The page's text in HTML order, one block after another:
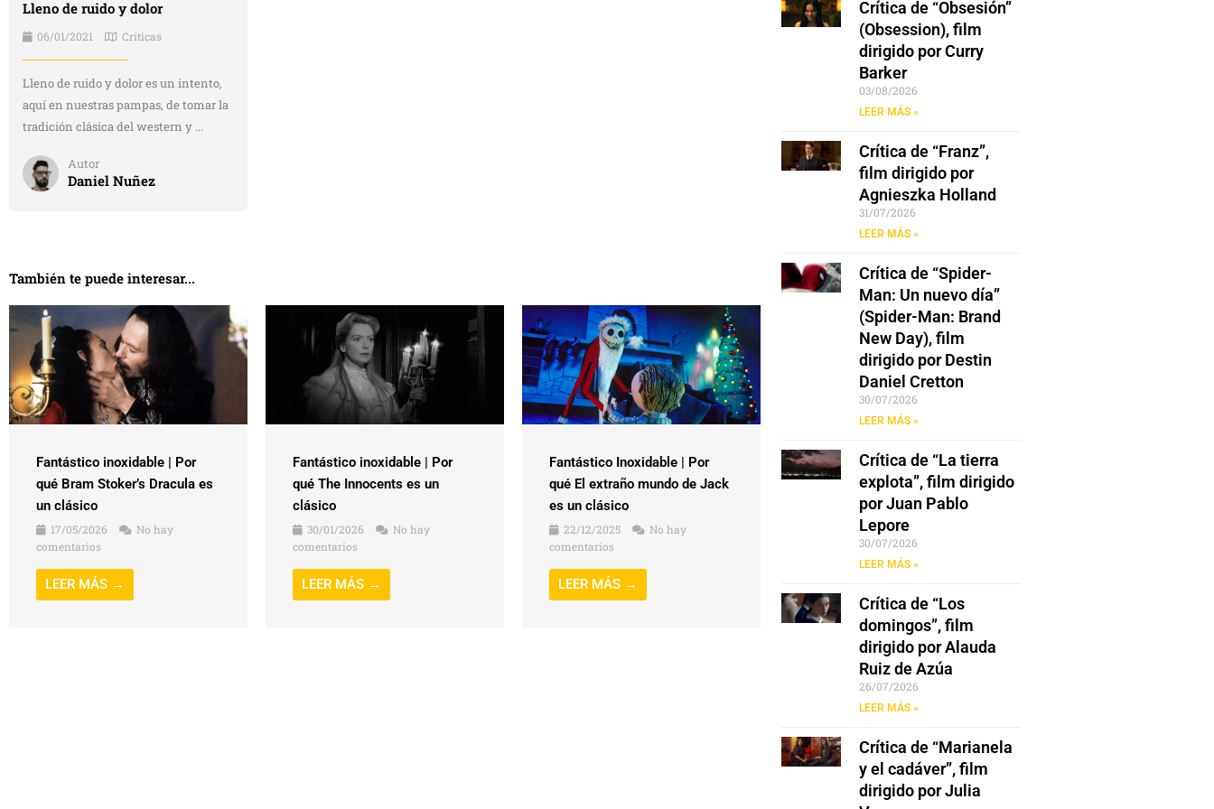
Lleno de ruido y dolor
06/01/2021 Críticas
Lleno de ruido y dolor es un intento,
aquí en nuestras pampas, de tomar la
tradición clásica del western y ...
Autor
Daniel Nuñez
También te puede interesar...
Fantástico inoxidable | Por
qué Bram Stoker’s Dracula es
un clásico
17/05/2026
No hay
comentarios
LEER MÁS →
Fantástico inoxidable | Por
qué The Innocents es un
clásico
30/01/2026
No hay
comentarios
LEER MÁS →
Fantástico Inoxidable | Por
qué El extraño mundo de Jack
es un clásico
22/12/2025
No hay
comentarios
LEER MÁS →
Crítica de “Obsesión”
(Obsession), film
dirigido por Curry
Barker
03/08/2026
LEER MÁS »
Crítica de “Franz”,
film dirigido por
Agnieszka Holland
31/07/2026
LEER MÁS »
Crítica de “Spider-
Man: Un nuevo día”
(Spider-Man: Brand
New Day), film
dirigido por Destin
Daniel Cretton
30/07/2026
LEER MÁS »
Crítica de “La tierra
explota”, film dirigido
por Juan Pablo
Lepore
30/07/2026
LEER MÁS »
Crítica de “Los
domingos”, film
dirigido por Alauda
Ruiz de Azúa
26/07/2026
LEER MÁS »
Crítica de “Marianela
y el cadáver”, film
dirigido por Julia